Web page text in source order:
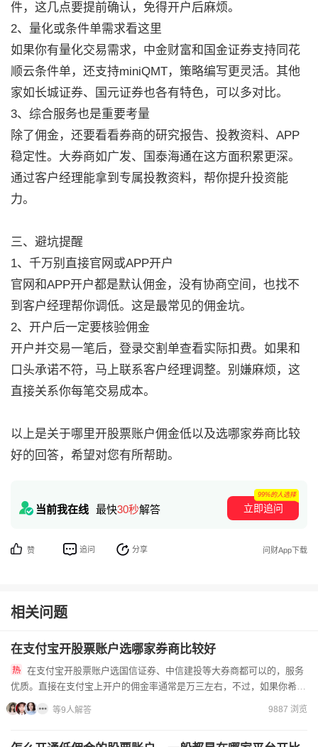
件，这几点要提前确认，免得开户后麻烦。
2、量化或条件单需求看这里
如果你有量化交易需求，中金财富和国金证券支持同花
顺云条件单，还支持miniQMT，策略编写更灵活。其他
家如长城证券、国元证券也各有特色，可以多对比。
3、综合服务也是重要考量
除了佣金，还要看看券商的研究报告、投教资料、APP
稳定性。大券商如广发、国泰海通在这方面积累更深。
通过客户经理能拿到专属投教资料，帮你提升投资能
力。
三、避坑提醒
1、千万别直接官网或APP开户
官网和APP开户都是默认佣金，没有协商空间，也找不
到客户经理帮你调低。这是最常见的佣金坑。
2、开户后一定要核验佣金
开户并交易一笔后，登录交割单查看实际扣费。如果和
口头承诺不符，马上联系客户经理调整。别嫌麻烦，这
直接关系你每笔交易成本。
以上是关于哪里开股票账户佣金低以及选哪家券商比较
好的回答，希望对您有所帮助。
当前我在线 最快30秒解答 立即追问
99%的人选择
赞 追问 分享 问财App下载
相关问题
在支付宝开股票账户选哪家券商比较好
优质。直接在支付宝上开户的佣金率通常是万三左右，不过，如果你希望
获得更低的佣金，可以联系证券公司的线上客户经理，他们通常可以...
等9人解答 9887 浏览